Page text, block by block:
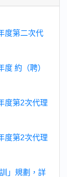
度第二次代
約（聘）
度第2次代理
度第2次代理
」規劃，詳